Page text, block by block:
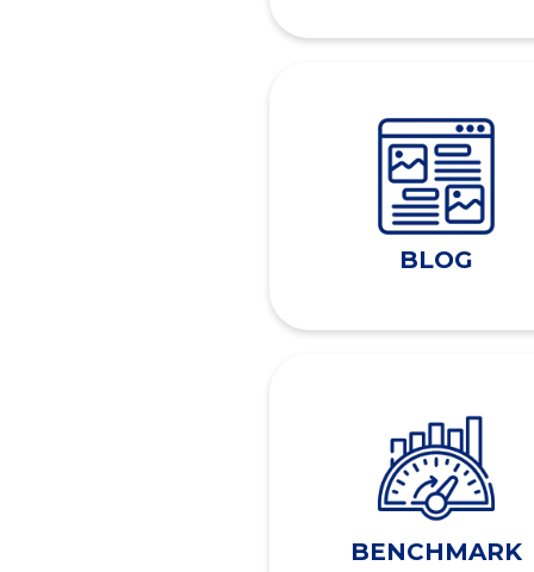
BLOG
BENCHMARK